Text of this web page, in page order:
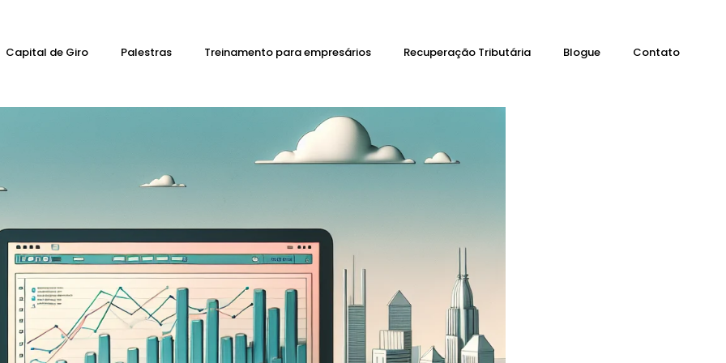
Capital de Giro Palestras Treinamento para empresários Recuperação Tributária Blogue Contato